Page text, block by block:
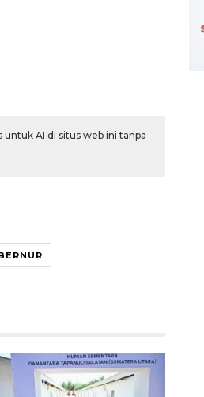
AI di situs web ini tanpa